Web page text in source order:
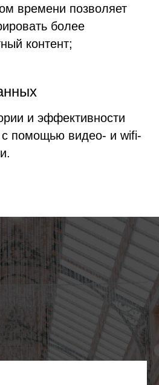
времени позволяет
более
контент;
и эффективности
с помощью видео- и wifi-